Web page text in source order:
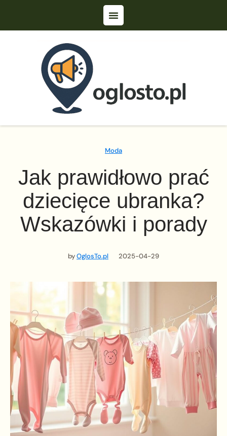
Moda
Jak prawidłowo prać
dziecięce ubranka?
Wskazówki i porady
byOglosTo.pl 2025-04-29